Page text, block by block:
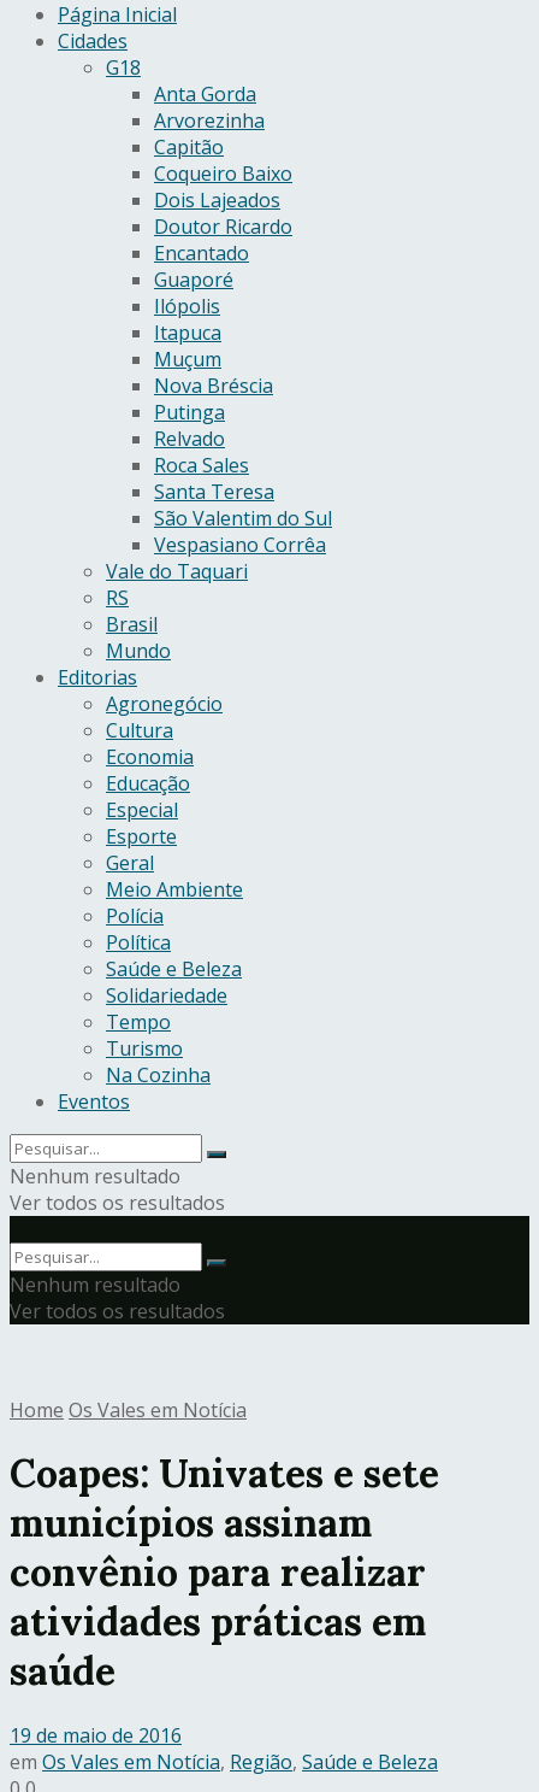
Página Inicial
Cidades
G18
Anta Gorda
Arvorezinha
Capitão
Coqueiro Baixo
Dois Lajeados
Doutor Ricardo
Encantado
Guaporé
Ilópolis
Itapuca
Muçum
Nova Bréscia
Putinga
Relvado
Roca Sales
Santa Teresa
São Valentim do Sul
Vespasiano Corrêa
Vale do Taquari
RS
Brasil
Mundo
Editorias
Agronegócio
Cultura
Economia
Educação
Especial
Esporte
Geral
Meio Ambiente
Polícia
Política
Saúde e Beleza
Solidariedade
Tempo
Turismo
Na Cozinha
Eventos
Nenhum resultado
Ver todos os resultados
Nenhum resultado
Ver todos os resultados
Home Os Vales em Notícia
Coapes: Univates e sete
municípios assinam
convênio para realizar
atividades práticas em
saúde
19 de maio de 2016
em Os Vales em Notícia, Região, Saúde e Beleza